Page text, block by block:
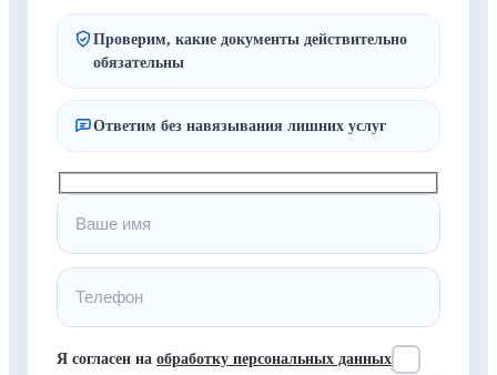
Проверим, какие документы действительно
обязательны
Ответим без навязывания лишних услуг
Я согласен на обработку персональных данных